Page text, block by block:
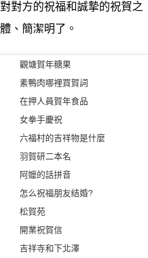
對方的祝福和誠摯的祝賀之
、簡潔明了。
觀塘賀年糖果
素鴨肉哪裡買賀詞
在押人員賀年食品
女拳手慶祝
六福村的吉祥物是什麼
羽賀研二本名
阿嬤的話拼音
怎么祝福朋友结婚?
松賀苑
開業祝賀信
吉祥寺和下北澤